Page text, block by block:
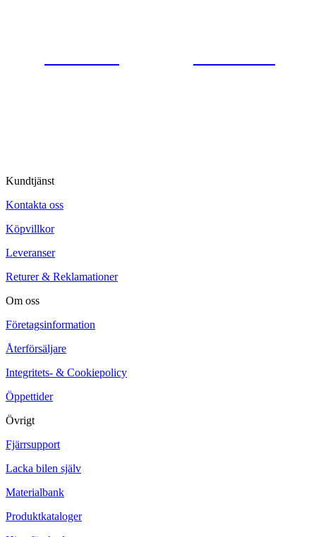
Kundtjänst
Kontakta oss
Köpvillkor
Leveranser
Returer & Reklamationer
Om oss
Företagsinformation
Återförsäljare
Integritets- & Cookiepolicy
Öppettider
Övrigt
Fjärrsupport
Lacka bilen själv
Materialbank
Produktkataloger